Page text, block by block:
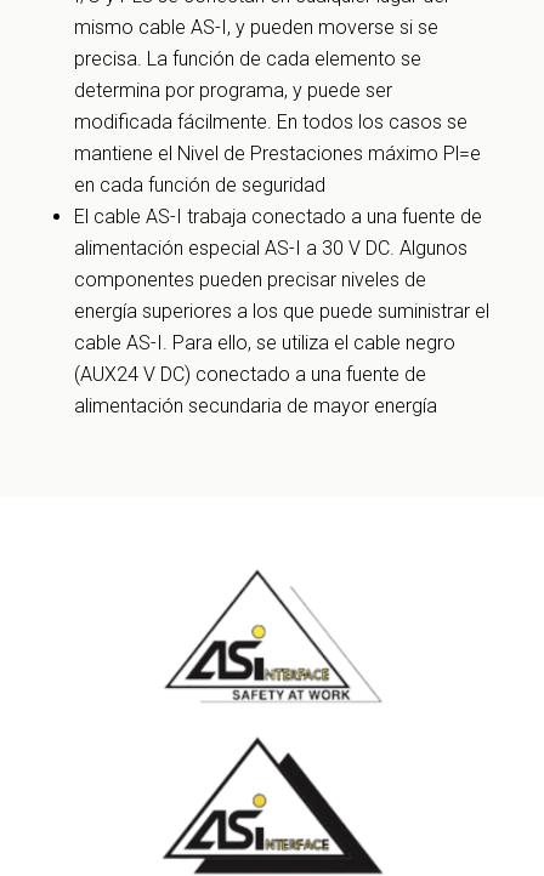
mismo cable AS-I, y pueden moverse si se
precisa. La función de cada elemento se
determina por programa, y puede ser
modificada fácilmente. En todos los casos se
mantiene el Nivel de Prestaciones máximo Pl=e
en cada función de seguridad
El cable AS-I trabaja conectado a una fuente de
alimentación especial AS-I a 30 V DC. Algunos
componentes pueden precisar niveles de
energía superiores a los que puede suministrar el
cable AS-I. Para ello, se utiliza el cable negro
(AUX24 V DC) conectado a una fuente de
alimentación secundaria de mayor energía